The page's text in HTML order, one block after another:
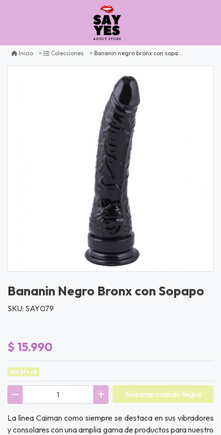
Inicio Colecciones Bananin negro bronx con sopapo
Bananin Negro Bronx con Sopapo
SKU: SAY079
$ 15.990
Sin Stock
Avísame cuando llegue
La línea Caiman como siempre se destaca en sus vibradores
y consolares con una amplia gama de productos para nuestro